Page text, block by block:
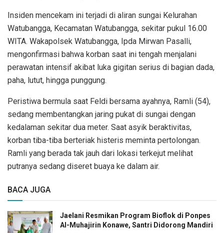
Insiden mencekam ini terjadi di aliran sungai Kelurahan
Watubangga, Kecamatan Watubangga, sekitar pukul 16.00
WITA. Wakapolsek Watubangga, Ipda Mirwan Pasalli,
mengonfirmasi bahwa korban saat ini tengah menjalani
perawatan intensif akibat luka gigitan serius di bagian dada,
paha, lutut, hingga punggung.
Peristiwa bermula saat Feldi bersama ayahnya, Ramli (54),
sedang membentangkan jaring pukat di sungai dengan
kedalaman sekitar dua meter. Saat asyik beraktivitas,
korban tiba-tiba berteriak histeris meminta pertolongan.
Ramli yang berada tak jauh dari lokasi terkejut melihat
putranya sedang diseret buaya ke dalam air.
BACA JUGA
Jaelani Resmikan Program Bioflok di Ponpes
Al-Muhajirin Konawe, Santri Didorong Mandiri